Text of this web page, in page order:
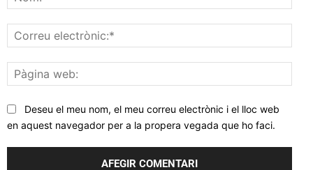
web:
Deseu el meu nom, el meu correu electrònic i el lloc web
en aquest navegador per a la propera vegada que ho faci.